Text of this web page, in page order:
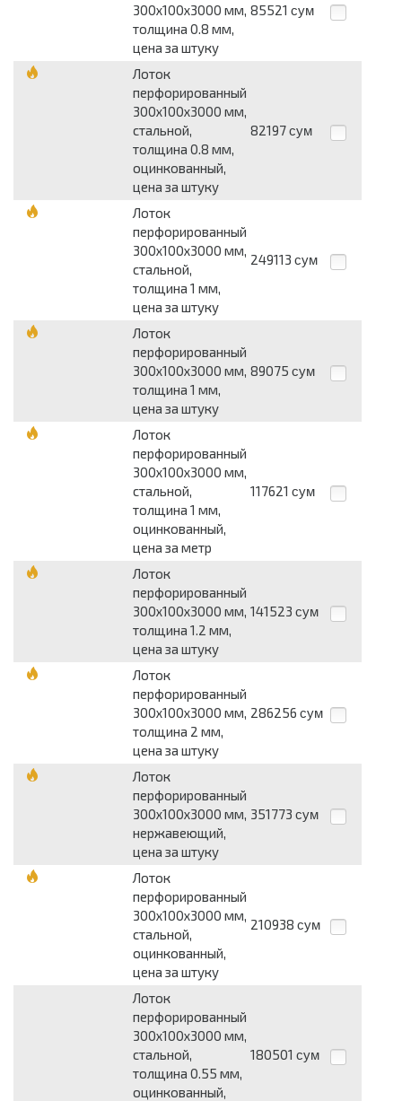
300х100х3000 мм,
толщина 0.8 мм,
цена за штуку
85521 сум
Лоток
перфорированный
300х100х3000 мм,
стальной,
толщина 0.8 мм,
оцинкованный,
цена за штуку
82197 сум
Лоток
перфорированный
300х100х3000 мм,
стальной,
толщина 1 мм,
цена за штуку
249113 сум
Лоток
перфорированный
300х100х3000 мм,
толщина 1 мм,
цена за штуку
89075 сум
Лоток
перфорированный
300х100х3000 мм,
стальной,
толщина 1 мм,
оцинкованный,
цена за метр
117621 сум
Лоток
перфорированный
300х100х3000 мм,
толщина 1.2 мм,
цена за штуку
141523 сум
Лоток
перфорированный
300х100х3000 мм,
толщина 2 мм,
цена за штуку
286256 сум
Лоток
перфорированный
300х100х3000 мм,
нержавеющий,
цена за штуку
351773 сум
Лоток
перфорированный
300х100х3000 мм,
стальной,
оцинкованный,
цена за штуку
210938 сум
Лоток
перфорированный
300х100х3000 мм,
стальной,
толщина 0.55 мм,
оцинкованный,
180501 сум